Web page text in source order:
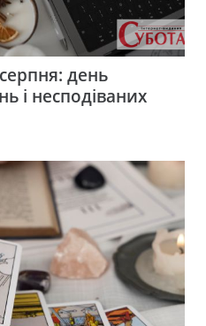
день
і несподіваних